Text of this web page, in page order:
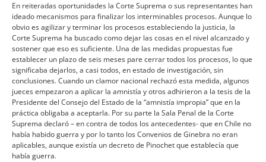
En reiteradas oportunidades la Corte Suprema o sus representantes han
ideado mecanismos para finalizar los interminables procesos. Aunque lo
obvio es agilizar y terminar los procesos estableciendo la justicia, la
Corte Suprema ha buscado como dejar las cosas en el nivel alcanzado y
sostener que eso es suficiente. Una de las medidas propuestas fue
establecer un plazo de seis meses pare cerrar todos los procesos, lo que
significaba dejarlos, a casi todos, en estado de investigación, sin
conclusiones. Cuando un clamor nacional rechazó esta medida, algunos
jueces empezaron a aplicar la amnistí­a y otros adhirieron a la tesis de la
Presidente del Consejo del Estado de la “amnistí­a impropia” que en la
práctica obligaba a aceptarla. Por su parte la Sala Penal de la Corte
Suprema declaró – en contra de todos los antecedentes- que en Chile no
habí­a habido guerra y por lo tanto los Convenios de Ginebra no eran
aplicables, aunque existí­a un decreto de Pinochet que establecí­a que
habí­a guerra.